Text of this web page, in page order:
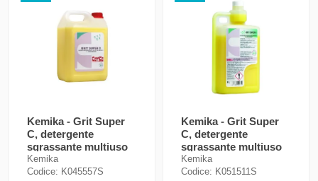
Kemika - Grit Super
C, detergente
sgrassante multiuso
(tanica 5 kg)
Kemika
Codice: K045557S
Kemika - Grit Super
C, detergente
sgrassante multiuso
(flacone 1 kg)
Kemika
Codice: K051511S